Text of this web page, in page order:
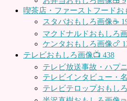
喫茶店・ファーストフードお
スタバおもしろ画像☕️
マクドナルドおもしろ
ケンタおもしろ画像🍗
テレビおもしろ画像📺 438
テレビ放送事故・ハプ
テレビインタビュー・
テレビテロップおもし